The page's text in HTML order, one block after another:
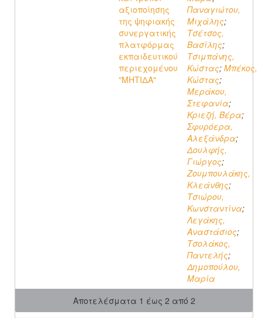
αξιοποίησης
της ψηφιακής
συνεργατικής
πλατφόρμας
εκπαιδευτικού
περιεχομένου
"ΜΗΤΙΔΑ"
Παναγιώτου,
Μιχάλης;
Τσέτσος,
Βασίλης;
Τσιμπάνης,
Κώστας; Μπέκος,
Κώστας;
Μεράκου,
Στεφανία;
Κριεζή, Βέρα;
Σφυρόερα,
Αλεξάνδρα;
Δουλφής,
Γιώργος;
Ζουμπουλάκης,
Κλεάνθης;
Τσιώρου,
Κωνσταντίνα;
Λεγάκης,
Αναστάσιος;
Τσολάκος,
Παντελής;
Δημοπούλου,
Μαρία
Αποτελέσματα 1 έως 2 από 2